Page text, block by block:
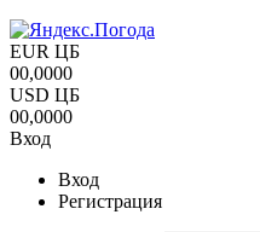
EUR ЦБ
00,0000
USD ЦБ
00,0000
Вход
Вход
Регистрация